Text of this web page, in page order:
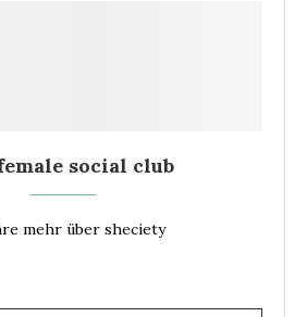
social club
mehr über sheciety